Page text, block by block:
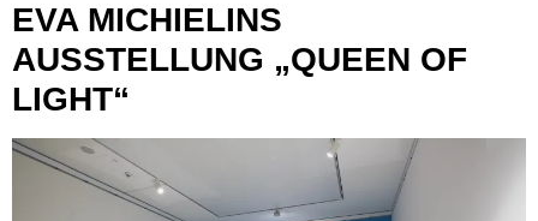
EVA MICHIELINS
AUSSTELLUNG „QUEEN OF
LIGHT“